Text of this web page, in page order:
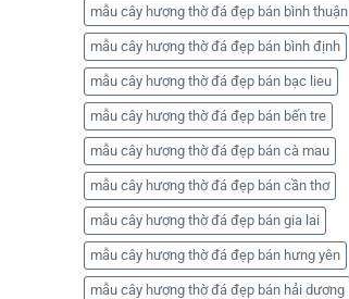
mẫu cây hương thờ đá đẹp bán bình thuận
mẫu cây hương thờ đá đẹp bán bình định
mẫu cây hương thờ đá đẹp bán bạc lieu
mẫu cây hương thờ đá đẹp bán bến tre
mẫu cây hương thờ đá đẹp bán cà mau
mẫu cây hương thờ đá đẹp bán cần thơ
mẫu cây hương thờ đá đẹp bán gia lai
mẫu cây hương thờ đá đẹp bán hưng yên
mẫu cây hương thờ đá đẹp bán hải dương